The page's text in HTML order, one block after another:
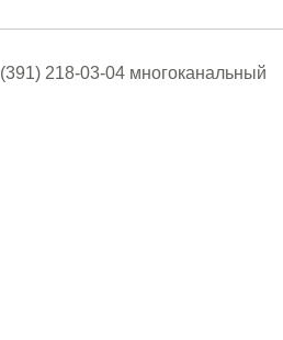
(391) 218-03-04 многоканальный